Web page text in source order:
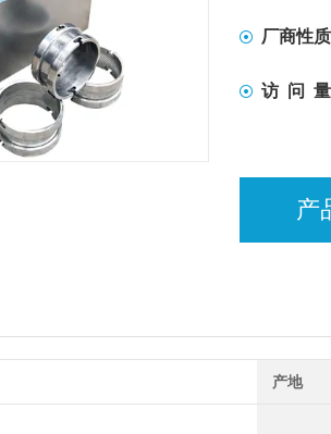
厂商性质
访 问 量
产
产地